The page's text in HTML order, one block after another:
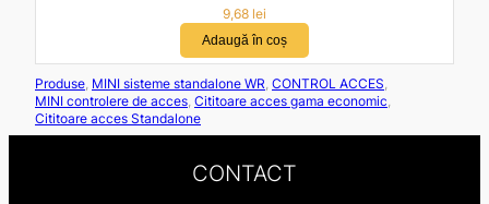
9,68 lei
Adaugă în coș
Produse MINI sisteme standalone WR CONTROL ACCES
MINI controlere de acces Cititoare acces gama economic
Cititoare acces Standalone
CONTACT